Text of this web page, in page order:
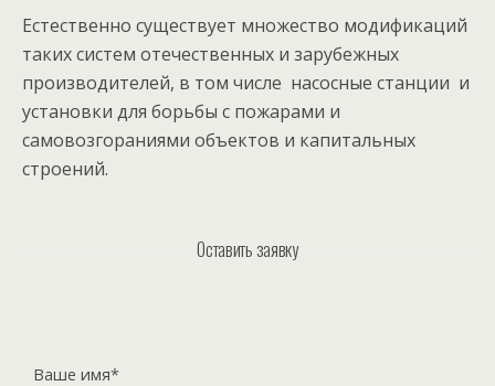
Естественно существует множество модификаций
таких систем отечественных и зарубежных
производителей, в том числе насосные станции и
установки для борьбы с пожарами и
самовозгораниями объектов и капитальных
строений.
Оставить заявку
Ваше имя*